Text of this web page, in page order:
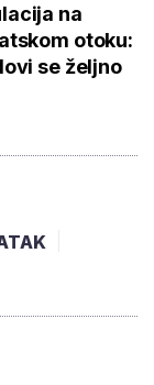
na
otoku:
se željno